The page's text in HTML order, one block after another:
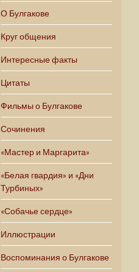
О Булгакове
Круг общения
Интересные факты
Цитаты
Фильмы о Булгакове
Сочинения
«Мастер и Маргарита»
«Белая гвардия» и «Дни
Турбиных»
«Собачье сердце»
Иллюстрации
Воспоминания о Булгакове